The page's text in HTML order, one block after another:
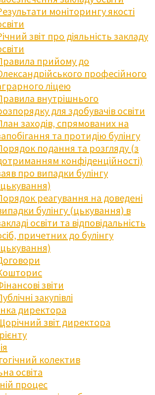
моніторингу якості
звіт про діяльність закладу
прийому до
професійного
ліцею
внутрішнього
для здобувачів освіти
заходів, спрямованих на
та протидію булінгу
подання та розгляду (з
конфіденційності)
про випадки булінгу
реагування на доведені
булінгу (цькування) в
освіти та відповідальність
причетних до булінгу
звіти
закупівлі
директора
звіт директора
колектив
освіта
процес